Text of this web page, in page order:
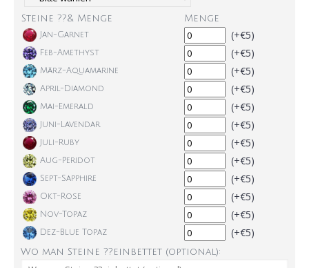
Steine ??& Menge Menge
Jan-Garnet (+€5)
Feb-Amethyst (+€5)
März-Aquamarine (+€5)
April-Diamond (+€5)
Mai-Emerald (+€5)
Juni-Lavendar (+€5)
Juli-Ruby (+€5)
Aug-Peridot (+€5)
Sept-Sapphire (+€5)
Okt-Rose (+€5)
Nov-Topaz (+€5)
Dez-Blue Topaz (+€5)
Wo man Steine ??einbettet (optional):